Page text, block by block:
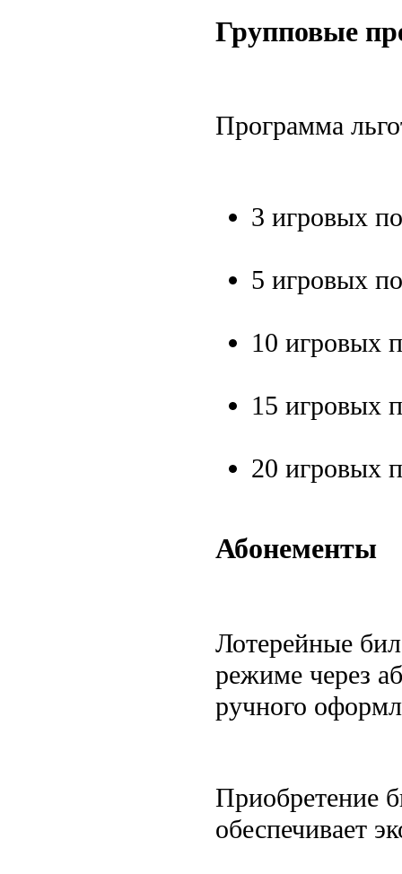
Групповые
Программа
3 игровых
5 игровых
10 игровых
15 игровых
20 игровых
Абонементы
Лотерейные
режиме через
ручного
Приобретение
обеспечивает